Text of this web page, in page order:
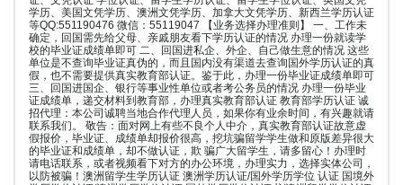
学历、美国文凭学历、澳洲文凭学历、加拿大文凭学历、新西兰学历认证
等QQ:551190476 微信：55119047 【业务选择办理准则】 一、工作未
确定，回国需先给父母、亲戚朋友看下学历认证的情况 办理一份就读学
校的毕业证成绩单即可 二、回国进私企、外企、自己做生意的情况 这些
单位是不查询毕业证真伪的，而且国内没有渠道去查询国外学历认证的真
假，也不需要提供真实教育部认证。鉴于此，办理一份毕业证成绩单即可
三、回国进国企、银行等事业性单位或者考公务员的情况 办理一份毕业
证成绩单，递交材料到教育部，办理真实教育部认证 教育部学历认证 诚
招代理：本公司诚聘当地合作代理人员，如果你有业余时间，有兴趣就请
联系我们。 敬告：面对网上有些不良个人中介，真实教育部认证故意虚
假报价，毕业证、成绩单却报价很高，挖坑骗留学学生做和原版差异很大
的毕业证和成绩单，却不做认证，欺 骗广大留学生，请多留心！办理时
请电话联系，或者视频看下对方的办公环境，办理实力，选择实体公司，
以防被骗！澳洲留学生学历认证 澳洲学历认证/国外学历学位 认证 国境外